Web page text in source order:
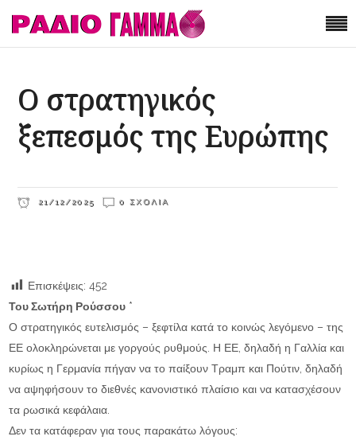
Ο στρατηγικός
ξεπεσμός της Ευρώπης
21/12/2025 0 ΣΧΌΛΙΑ
Επισκέψεις: 452
Του Σωτήρη Ρούσσου *
Ο στρατηγικός ευτελισμός – ξεφτίλα κατά το κοινώς λεγόμενο – της
ΕΕ ολοκληρώνεται με γοργούς ρυθμούς. Η ΕΕ, δηλαδή η Γαλλία και
κυρίως η Γερμανία πήγαν να το παίξουν Τραμπ και Πούτιν, δηλαδή
να αψηφήσουν το διεθνές κανονιστικό πλαίσιο και να κατασχέσουν
τα ρωσικά κεφάλαια.
Δεν τα κατάφεραν για τους παρακάτω λόγους: